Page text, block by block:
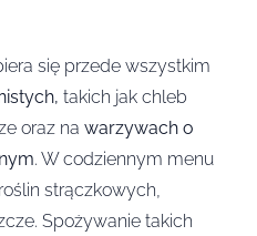
się przede wszystkim
takich jak chleb
oraz na warzywach o
. W codziennym menu
strączkowych,
Spożywanie takich